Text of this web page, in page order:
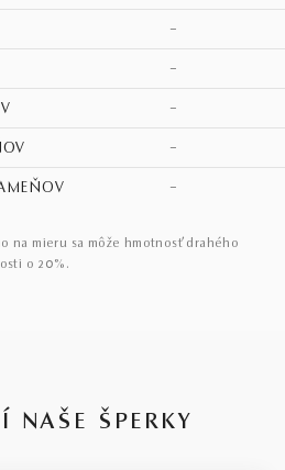
–
–
–
–
–
na mieru sa môže hmotnosť drahého
o 20%.
NAŠE ŠPERKY